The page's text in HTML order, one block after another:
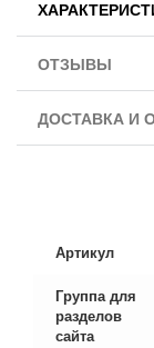
ОТЗЫВЫ
ДОСТАВКА И
Артикул
Группа для
разделов
сайта